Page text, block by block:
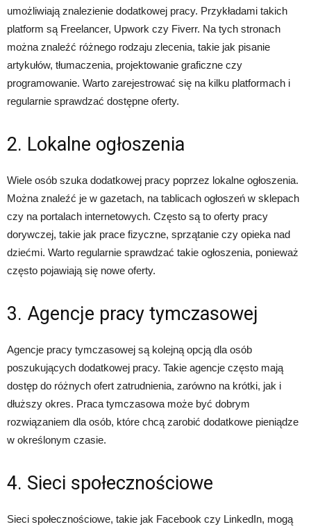
umożliwiają znalezienie dodatkowej pracy. Przykładami takich
platform są Freelancer, Upwork czy Fiverr. Na tych stronach
można znaleźć różnego rodzaju zlecenia, takie jak pisanie
artykułów, tłumaczenia, projektowanie graficzne czy
programowanie. Warto zarejestrować się na kilku platformach i
regularnie sprawdzać dostępne oferty.
2. Lokalne ogłoszenia
Wiele osób szuka dodatkowej pracy poprzez lokalne ogłoszenia.
Można znaleźć je w gazetach, na tablicach ogłoszeń w sklepach
czy na portalach internetowych. Często są to oferty pracy
dorywczej, takie jak prace fizyczne, sprzątanie czy opieka nad
dziećmi. Warto regularnie sprawdzać takie ogłoszenia, ponieważ
często pojawiają się nowe oferty.
3. Agencje pracy tymczasowej
Agencje pracy tymczasowej są kolejną opcją dla osób
poszukujących dodatkowej pracy. Takie agencje często mają
dostęp do różnych ofert zatrudnienia, zarówno na krótki, jak i
dłuższy okres. Praca tymczasowa może być dobrym
rozwiązaniem dla osób, które chcą zarobić dodatkowe pieniądze
w określonym czasie.
4. Sieci społecznościowe
Sieci społecznościowe, takie jak Facebook czy LinkedIn, mogą